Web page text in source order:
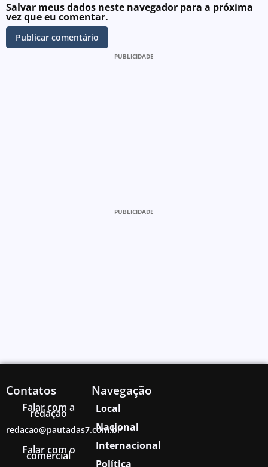
Salvar meus dados neste navegador para a próxima
vez que eu comentar.
PUBLICIDADE
PUBLICIDADE
Contatos
Falar com a
redação
redacao@pautadas7.com.br
Falar com o
comercial
Navegação
Local
Nacional
Internacional
Política